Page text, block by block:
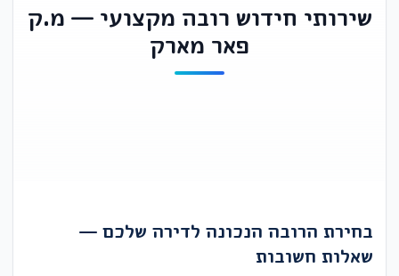
שירותי חידוש רובה מקצועי — מ.ק
פאר מארק
בחירת הרובה הנכונה לדירה שלכם —
שאלות חשובות